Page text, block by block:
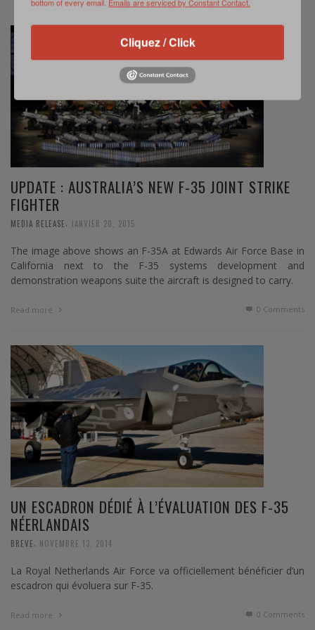
UPDATE : AUSTRALIA’S NEW F-35 JOINT STRIKE
FIGHTER
MEDIA RELEASE JANVIER 20, 2015
The image above shows an F-35A at Edwards Air Force Base in
California next to the F-35 systems development and
demonstration weapons suite the aircraft is designed to carry.
Read more 0 Comments
UN ESCADRON DÉDIÉ À L’ÉVALUATION DES F-35
NÉERLANDAIS
BREVE NOVEMBRE 13, 2014
La Royal Netherlands Air Force va officiellement bénéficier d’un
escadron qui évoluera sur F-35.
Read more 0 Comments
bottom of every email. Emails are serviced by Constant Contact.
Cliquez / Click